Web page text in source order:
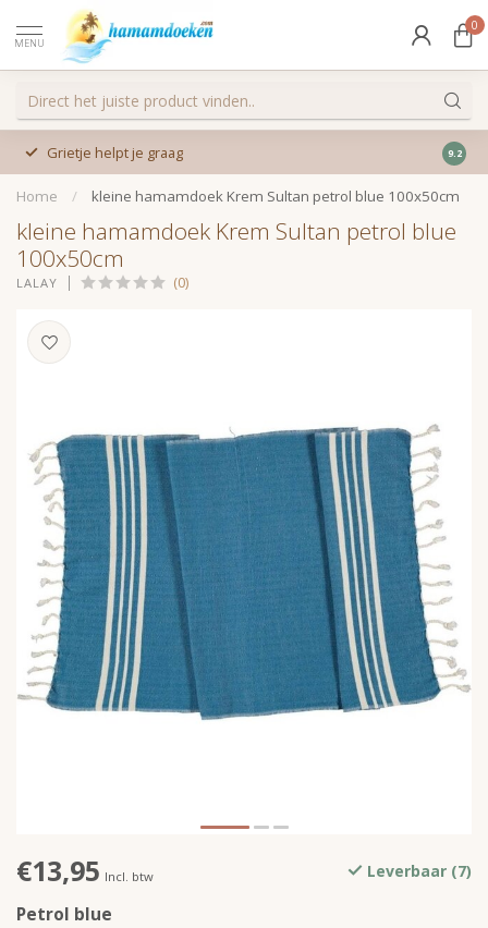
MENU
0
Grietje helpt je graag 9.2
Home / kleine hamamdoek Krem Sultan petrol blue 100x50cm
kleine hamamdoek Krem Sultan petrol blue
100x50cm
LALAY (0)
€13,95 Incl. btw Leverbaar (7)
Petrol blue